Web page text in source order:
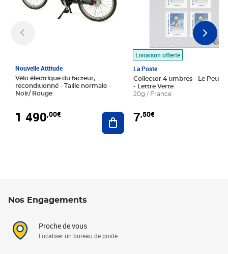
Nouvelle Attitude
Vélo électrique du facteur,
reconditionné - Taille normale -
Noir/ Rouge
1 490,00€ Ajouter au panier
Livraison offerte
La Poste
Collector 4 timbres - Le Petit
- Lettre Verte
20g / France
7,50€
Nos Engagements
Proche de vous
Localiser un bureau de poste